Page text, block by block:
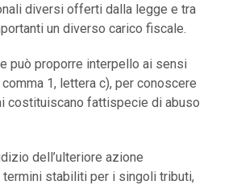
diversi offerti dalla legge e tra
un diverso carico fiscale.
può proporre interpello ai sensi
1, lettera c), per conoscere
costituiscano fattispecie di abuso
dell’ulteriore azione
termini stabiliti per i singoli tributi,